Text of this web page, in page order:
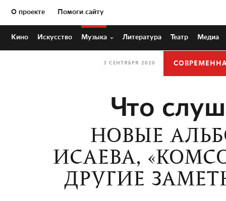
О проекте Помоги сайту
Кино Искусство Музыка Литература Театр Медиа
3 СЕНТЯБРЯ 2020
Что
НОВЫЕ
ИСАЕВА,
ДРУГИЕ